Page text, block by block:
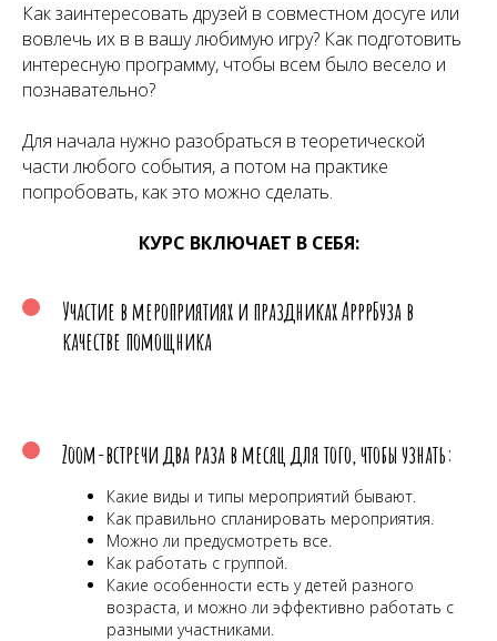
Как заинтересовать друзей в совместном досуге или
вовлечь их в в вашу любимую игру? Как подготовить
интересную программу, чтобы всем было весело и
познавательно?
Для начала нужно разобраться в теоретической
части любого события, а потом на практике
попробовать, как это можно сделать.
КУРС ВКЛЮЧАЕТ В СЕБЯ:
Участие в мероприятиях и праздниках АрррБуза в
качестве помощника
Zoom-встречи два раза в месяц для того, чтобы узнать:
Какие виды и типы мероприятий бывают.
Как правильно спланировать мероприятия.
Можно ли предусмотреть все.
Как работать с группой.
Какие особенности есть у детей разного
возраста, и можно ли эффективно работать с
разными участниками.